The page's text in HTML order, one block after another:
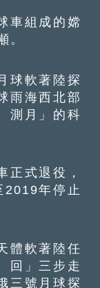
組成的嫦
。
軟著陸探
雨海西北部
測月」的科
式退役，
2019年停止
軟著陸任
回」三步走
三號月球探